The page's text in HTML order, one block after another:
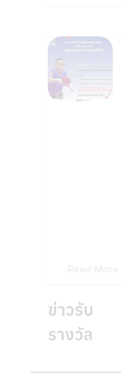
ข่าวรับ
รางวัล